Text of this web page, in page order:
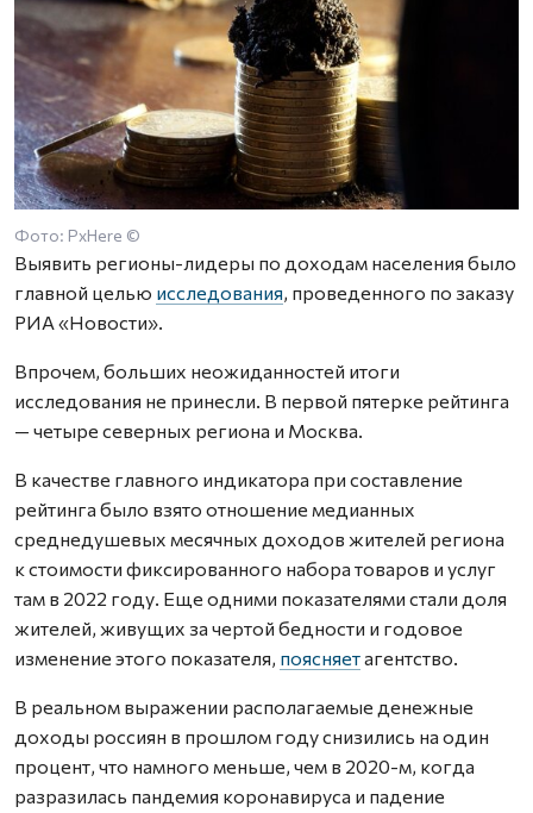
Фото: PxHere ©
Выявить регионы-лидеры по доходам населения было
главной целью исследования, проведенного по заказу
РИА «Новости».
Впрочем, больших неожиданностей итоги
исследования не принесли. В первой пятерке рейтинга
— четыре северных региона и Москва.
В качестве главного индикатора при составление
рейтинга было взято отношение медианных
среднедушевых месячных доходов жителей региона
к стоимости фиксированного набора товаров и услуг
там в 2022 году. Еще одними показателями стали доля
жителей, живущих за чертой бедности и годовое
изменение этого показателя, поясняетагентство.
В реальном выражении располагаемые денежные
доходы россиян в прошлом году снизились на один
процент, что намного меньше, чем в 2020-м, когда
разразилась пандемия коронавируса и падение